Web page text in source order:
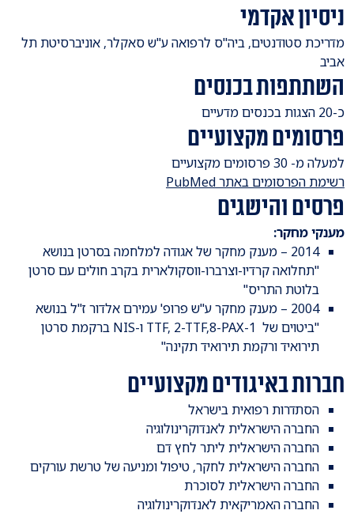
ניסיון אקדמי
​מדריכת סטודנטים, ביה"ס לרפואה ע"ש סאקלר, אוניברסיטת תל
אביב
השתתפות בכנסים
​כ-20 הצגות בכנסים מדעיים
פרסומים מקצועיים
​למעלה מ- 30 פרסומים מקצועיים
רשימת הפרסומים באתר PubMed
פרסים והישגים
מענקי מחקר:
2014 – מענק מחקר של אגודה למלחמה בסרטן בנושא
"תחלואה קרדיו-וצרברו-ווסקולארית בקרב חולים עם סרטן
בלוטת התריס"
2004 – מענק מחקר ע"ש פרופ' עמירם אלדור ז"ל בנושא
"ביטוים של 1-TTF, 2-TTF,8-PAX ו-NIS ברקמת סרטן
תירואיד ורקמת תירואיד תקינה"
חברות באיגודים מקצועיים
הסתדרות רפואית בישראל
החברה הישראלית לאנדוקרינולוגיה
החברה הישראלית ליתר לחץ דם
החברה הישראלית לחקר, טיפול ומניעה של טרשת עורקים
החברה הישראלית לסוכרת
החברה האמריקאית לאנדוקרינולוגיה